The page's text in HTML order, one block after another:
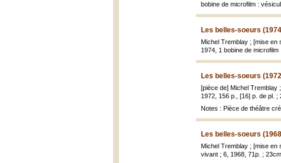
bobine de microfilm :
Les belles-soeurs
Michel Tremblay ; [mise en
1974, 1 bobine de
Les belles-soeurs
[pièce de] Michel Tremblay
1972, 156 p., [16] p. de pl. ;
Notes : Pièce de théâtre
Les belles-soeurs
Michel Tremblay ; [mise en
vivant ; 6, 1968, 71p. ; 23cm..